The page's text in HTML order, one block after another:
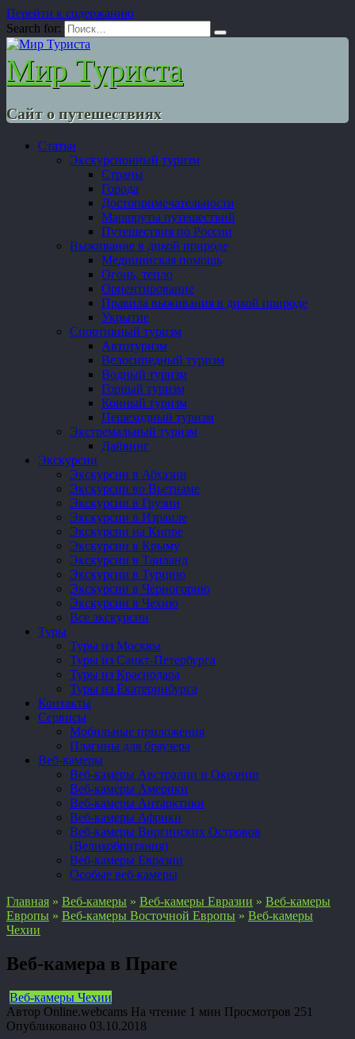
Перейти к содержанию
Search for:
Мир Туриста
Сайт о путешествиях
Статьи
Экскурсионный туризм
Страны
Города
Достопримечательности
Маршруты путешествий
Путешествия по России
Выживание в дикой природе
Медицинская помощь
Огонь, тепло
Ориентирование
Правила выживания в дикой природе
Укрытие
Спортивный туризм
Автотуризм
Велосипедный туризм
Водный туризм
Горный туризм
Конный туризм
Пешеходный туризм
Экстремальный туризм
Дайвинг
Экскурсии
Экскурсии в Абхазии
Экскурсии во Вьетнаме
Экскурсии в Грузии
Экскурсии в Израиле
Экскурсии на Кипре
Экскурсии в Крыму
Экскурсии в Таиланд
Экскурсии в Турцию
Экскурсии в Черногорию
Экскурсии в Чехию
Все экскурсии
Туры
Туры из Москвы
Туры из Санкт-Петербурга
Туры из Краснодара
Туры из Екатеринбурга
Контакты
Сервисы
Мобильные приложения
Плагины для браузера
Веб-камеры
Веб-камеры Австралии и Океании
Веб-камеры Америки
Веб-камеры Антарктики
Веб-камеры Африки
Веб-камеры Виргинских Островов
(Великобритания)
Веб-камеры Евразии
Особые веб-камеры
Главная » Веб-камеры » Веб-камеры Евразии » Веб-камеры
Европы » Веб-камеры Восточной Европы » Веб-камеры
Чехии
Веб-камера в Праге
Веб-камеры Чехии
Автор Online.webcams На чтение 1 мин Просмотров 251
Опубликовано 03.10.2018